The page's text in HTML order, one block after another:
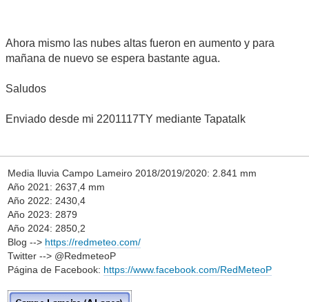
Ahora mismo las nubes altas fueron en aumento y para
mañana de nuevo se espera bastante agua.
Saludos
Enviado desde mi 2201117TY mediante Tapatalk
Media lluvia Campo Lameiro 2018/2019/2020: 2.841 mm
Año 2021: 2637,4 mm
Año 2022: 2430,4
Año 2023: 2879
Año 2024: 2850,2
Blog --> https://redmeteo.com/
Twitter --> @RedmeteoP
Página de Facebook: https://www.facebook.com/RedMeteoP